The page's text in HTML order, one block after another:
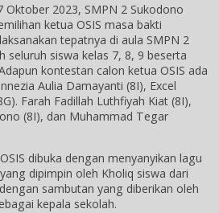
Oktober 2023, SMPN 2 Sukodono
ketua OSIS masa bakti
tepatnya di aula SMPN 2
seluruh siswa kelas 7, 8, 9 beserta
kontestan calon ketua OSIS ada
Aulia Damayanti (8I), Excel
Farah Fadillah Luthfiyah Kiat (8I),
(8I), dan Muhammad Tegar
dibuka dengan menyanyikan lagu
dipimpin oleh Kholiq siswa dari
sambutan yang diberikan oleh
kepala sekolah.